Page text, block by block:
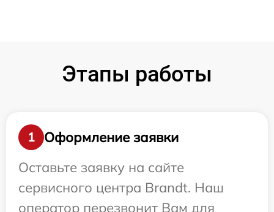
Этапы работы
1
Оформление заявки
Оставьте заявку на сайте
сервисного центра Brandt. Наш
оператор перезвонит Вам для